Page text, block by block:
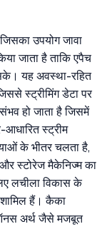
उपयोग जावा
जाता है ताकि एपैच
यह अवस्था-रहित
स्ट्रीमिंग डेटा पर
हो जाता है जिसमें
स्ट्रीम
के भीतर चलता है,
और स्टोरेज मैकेनिज्म का
लचीला विकास के
हैं। कैका
अर्थ जैसे मजबूत